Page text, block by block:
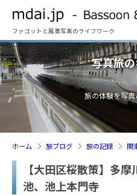
ファゴットと風景写真のライフワーク
写真旅
旅の体験を写
ホーム 旅ブログ 旅の記録 関
【大田区桜散策】多
池、池上本門寺